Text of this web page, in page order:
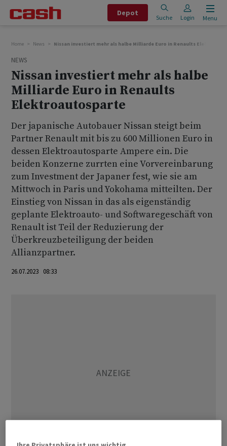
Depot
Suche Login Menu
Home News Nissan investiert mehr als halbe Milliarde Euro in Renaults
NEWS
Nissan investiert mehr als halbe
Milliarde Euro in Renaults
Elektroautosparte
Der japanische Autobauer Nissan steigt beim
Partner Renault mit bis zu 600 Millionen Euro in
dessen Elektroautosparte Ampere ein. Die
beiden Konzerne zurrten eine Vorvereinbarung
zum Investment der Japaner fest, wie sie am
Mittwoch in Paris und Yokohama mitteilten. Der
Einstieg von Nissan in das als eigenständig
geplante Elektroauto- und Softwaregeschäft von
Renault ist Teil der Reduzierung der
Überkreuzbeteiligung der beiden
Allianzpartner.
26.07.2023 08:33